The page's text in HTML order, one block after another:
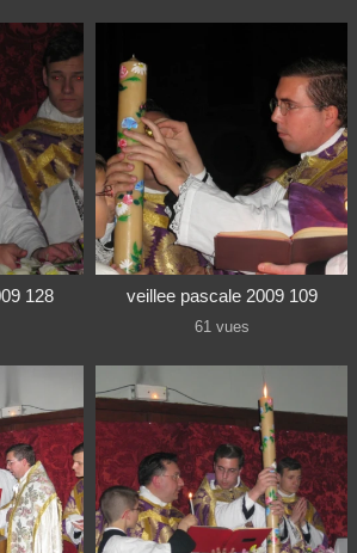
128 veillee pascale 2009 109
61 vues